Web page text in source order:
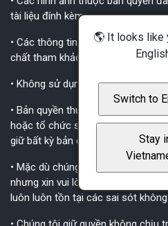
tài liệu đính kèm.
• Các thông tin, nhận định, các
chất tham khảo, không mang
• Không sử dụng các tài liệu cho
• Bản quyền thuộc về tác giả của
hoặc tổ chức sở hữu bản quyền
giữ bất kỳ bản quyền nào.
• Mặc dù chúng tôi luôn cố gắng
nhưng xin vui lòng xem đây chỉ là
luôn luôn tồn tại các sai sót
🌎 It looks like
Switch to
Stay